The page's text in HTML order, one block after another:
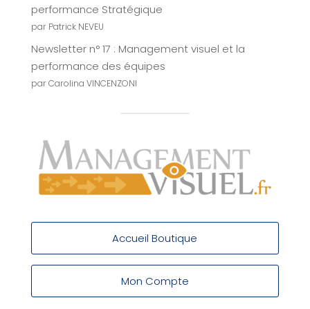
performance Stratégique
par Patrick NEVEU
Newsletter n° 17 : Management visuel et la
performance des équipes
par Carolina VINCENZONI
Accueil Boutique
Mon Compte